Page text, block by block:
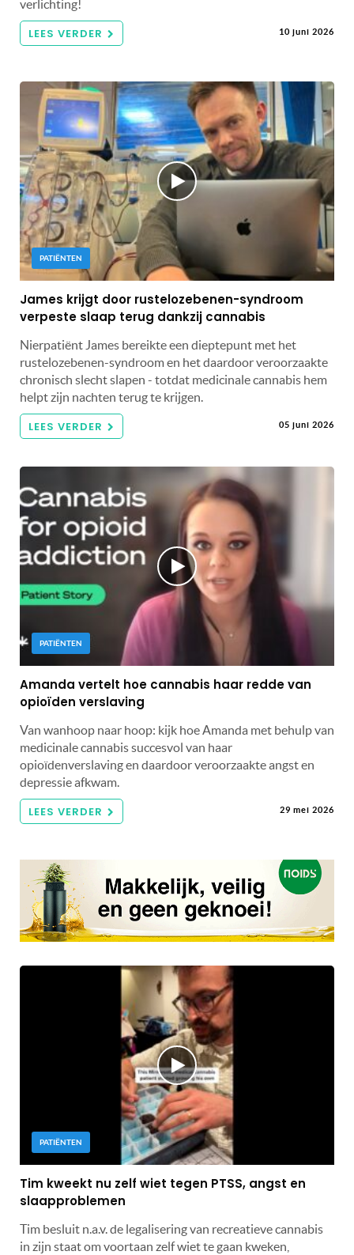
verlichting!
LEES VERDER 10 juni 2026
PATIËNTEN
James krijgt door rustelozebenen-syndroom
verpeste slaap terug dankzij cannabis
Nierpatiënt James bereikte een dieptepunt met het
rustelozebenen-syndroom en het daardoor veroorzaakte
chronisch slecht slapen - totdat medicinale cannabis hem
helpt zijn nachten terug te krijgen.
LEES VERDER 05 juni 2026
PATIËNTEN
Amanda vertelt hoe cannabis haar redde van
opioïden verslaving
Van wanhoop naar hoop: kijk hoe Amanda met behulp van
medicinale cannabis succesvol van haar
opioïdenverslaving en daardoor veroorzaakte angst en
depressie afkwam.
LEES VERDER 29 mei 2026
PATIËNTEN
Tim kweekt nu zelf wiet tegen PTSS, angst en
slaapproblemen
Tim besluit n.a.v. de legalisering van recreatieve cannabis
in zijn staat om voortaan zelf wiet te gaan kweken,